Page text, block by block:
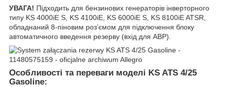
УВАГА! Підходить для бензинових генераторів інверторного
типу KS 4000iE S, KS 4100iE, KS 6000iE S, KS 8100iE ATSR,
обладнаний 8-піновим роз’ємом для підключення блоку
автоматичного введення резерву (вхід для АВР).
Особливості та переваги моделі KS ATS 4/25
Gasoline: